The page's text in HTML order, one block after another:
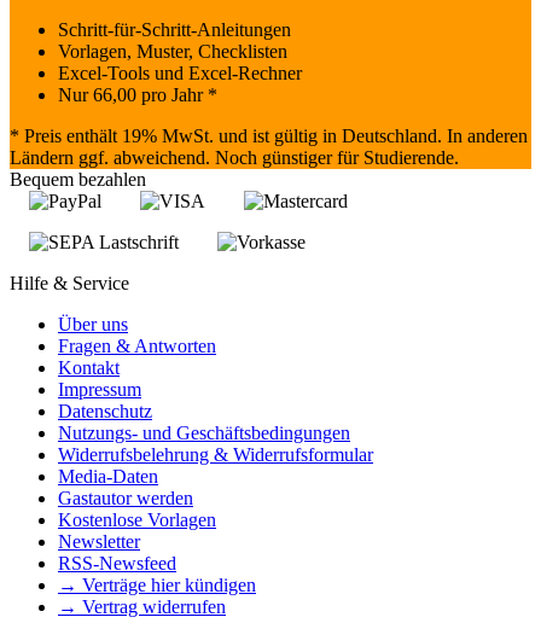
Schritt-für-Schritt-Anleitungen
Vorlagen, Muster, Checklisten
Excel-Tools und Excel-Rechner
Nur66,00 pro Jahr *
* Preis enthält 19% MwSt. und ist gültig in Deutschland. In anderen
Ländern ggf. abweichend. Noch günstiger für Studierende.
Bequem bezahlen
Hilfe & Service
Über uns
Fragen & Antworten
Kontakt
Impressum
Datenschutz
Nutzungs- und Geschäftsbedingungen
Widerrufsbelehrung & Widerrufsformular
Media-Daten
Gastautor werden
Kostenlose Vorlagen
Newsletter
RSS-Newsfeed
→ Verträge hier kündigen
→ Vertrag widerrufen